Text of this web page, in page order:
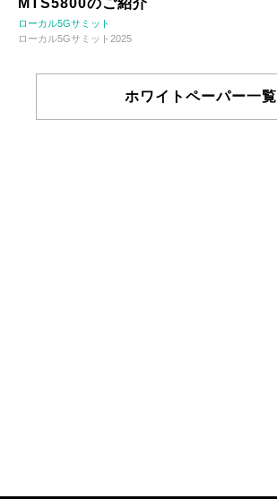
MTS5800のご紹介
ローカル5Gサミット
ローカル5Gサミット2025
ホワイトペーパー一覧